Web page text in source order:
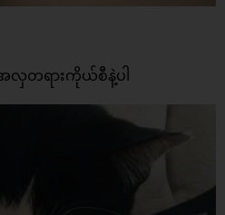
လှတရားကိုယ်စီနဲ့ပါ